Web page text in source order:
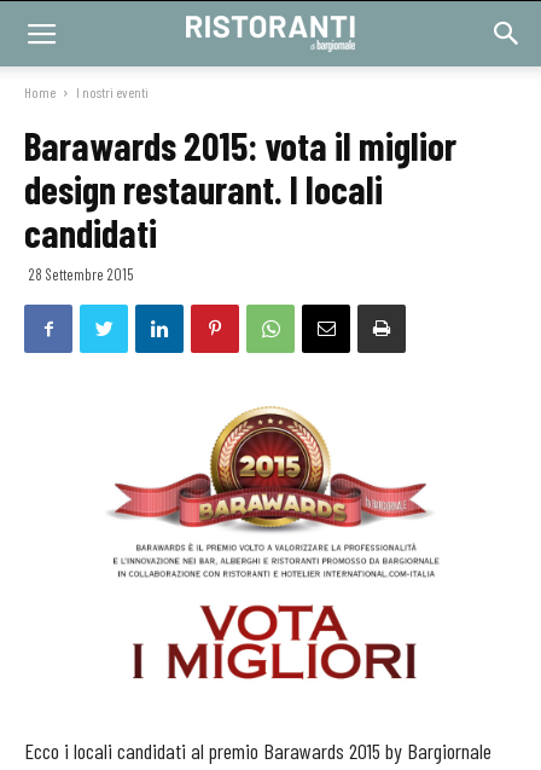
Home I nostri eventi
Barawards 2015: vota il miglior
design restaurant. I locali
candidati
28 Settembre 2015
Ecco i locali candidati al premio Barawards 2015 by Bargiornale